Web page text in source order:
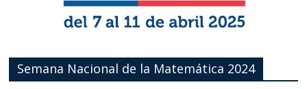
Semana Nacional de la Matemática 2024